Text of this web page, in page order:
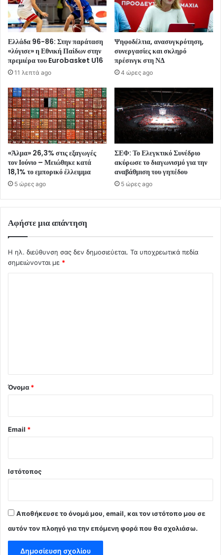
Ελλάδα 96-86: Στην παράταση
«λύγισε» η Εθνική Παίδων στην
πρεμιέρα του Eurobasket U16
11 λεπτά ago
Ψηφοδέλτια, ανασυγκρότηση,
συνεργασίες και σκληρό
πρέσινγκ στη ΝΔ
4 ώρες ago
«Άλμα» 26,3% στις εξαγωγές
τον Ιούνιο – Μειώθηκε κατά
18,1% το εμπορικό έλλειμμα
5 ώρες ago
ΣΕΦ: Το Ελεγκτικό Συνέδριο
ακύρωσε το διαγωνισμό για την
αναβάθμιση του γηπέδου
5 ώρες ago
Αφήστε μια απάντηση
Η ηλ. διεύθυνση σας δεν δημοσιεύεται. Τα υποχρεωτικά πεδία
σημειώνονται με *
Όνομα *
Email *
Ιστότοπος
Αποθήκευσε το όνομά μου, email, και τον ιστότοπο μου σε
αυτόν τον πλοηγό για την επόμενη φορά που θα σχολιάσω.